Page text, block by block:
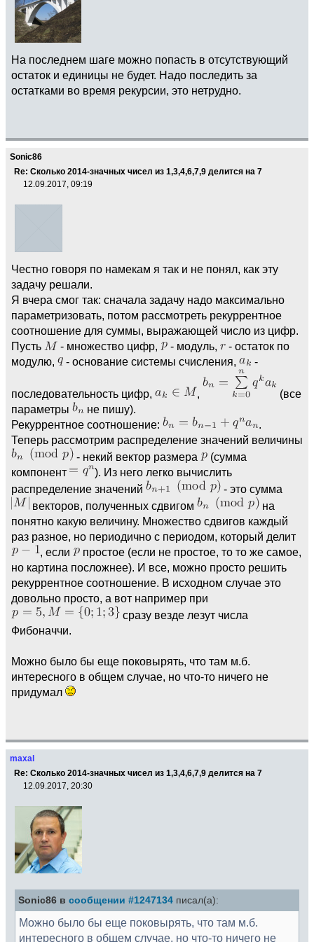
На последнем шаге можно попасть в отсутствующий
остаток и единицы не будет. Надо последить за
остатками во время рекурсии, это нетрудно.
Sonic86
Re: Сколько 2014-значных чисел из 1,3,4,6,7,9 делится на 7
12.09.2017, 09:19
Честно говоря по намекам я так и не понял, как эту
задачу решали.
Я вчера смог так: сначала задачу надо максимально
параметризовать, потом рассмотреть рекуррентное
соотношение для суммы, выражающей число из цифр.
Пусть
- множество цифр, - модуль,
- остаток по
модулю,
- основание системы счисления, -
последовательность цифр, ,
(все
параметры
не пишу).
Рекуррентное соотношение:
.
Теперь рассмотрим распределение значений величины
- некий вектор размера
(сумма
компонент
). Из него легко вычислить
распределение значений
- это сумма
векторов, полученных сдвигом
на
понятно какую величину. Множество сдвигов каждый
раз разное, но периодично с периодом, который делит
, если
простое (если не простое, то то же самое,
но картина посложнее). И все, можно просто решить
рекуррентное соотношение. В исходном случае это
довольно просто, а вот например при
сразу везде лезут числа
Фибоначчи.
Можно было бы еще поковырять, что там м.б.
интересного в общем случае, но что-то ничего не
придумал
maxal
Re: Сколько 2014-значных чисел из 1,3,4,6,7,9 делится на 7
12.09.2017, 20:30
Sonic86 в сообщении #1247134 писал(а):
Можно было бы еще поковырять, что там м.б.
интересного в общем случае, но что-то ничего не